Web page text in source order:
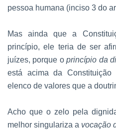
pessoa humana (inciso 3 do
Mas ainda que a
princípio, ele teria de ser
juízes, porque oprincípio da
está acima da
elenco de valores que a
Acho que o zelo pela
melhor singulariza a vocação